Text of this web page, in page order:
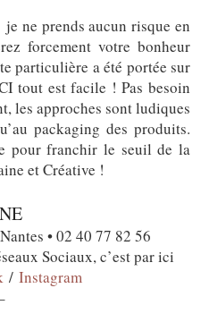
ne prends aucun risque en
forcement votre bonheur
particulière a été portée sur
tout est facile ! Pas besoin
les approches sont ludiques
packaging des produits.
pour franchir le seuil de la
et Créative !
• 02 40 77 82 56
Sociaux, c’est par ici
/ Instagram